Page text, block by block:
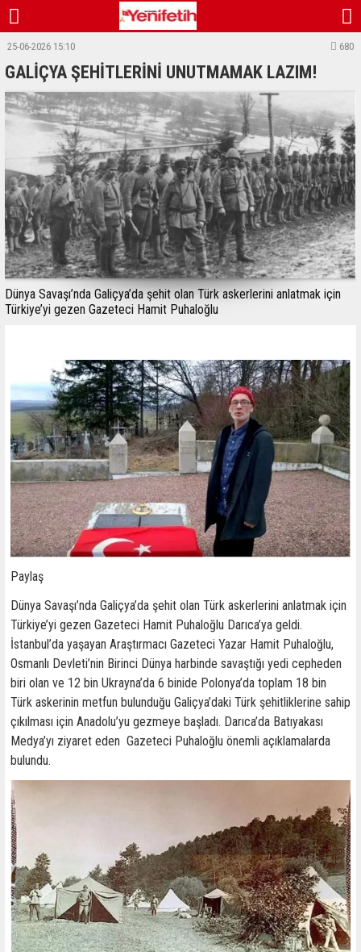
25-06-2026 15:10 680
GALİÇYA ŞEHİTLERİNİ UNUTMAMAK LAZIM!
Dünya Savaşı’nda Galiçya’da şehit olan Türk askerlerini anlatmak için
Türkiye’yi gezen Gazeteci Hamit Puhaloğlu
Paylaş
Dünya Savaşı’nda Galiçya’da şehit olan Türk askerlerini anlatmak için
Türkiye’yi gezen Gazeteci Hamit Puhaloğlu Darıca’ya geldi.
İstanbul’da yaşayan Araştırmacı Gazeteci Yazar Hamit Puhaloğlu,
Osmanlı Devleti’nin Birinci Dünya harbinde savaştığı yedi cepheden
biri olan ve 12 bin Ukrayna’da 6 binide Polonya’da toplam 18 bin
Türk askerinin metfun bulunduğu Galiçya’daki Türk şehitliklerine sahip
çıkılması için Anadolu’yu gezmeye başladı. Darıca’da Batıyakası
Medya’yı ziyaret eden Gazeteci Puhaloğlu önemli açıklamalarda
bulundu.